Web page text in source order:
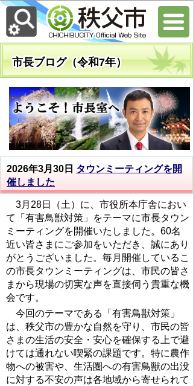
市長ブログ（令和7年）
2026年3月30日 タウンミーティングを開
催しました
3月28日（土）に、市役所本庁舎におい
て「有害鳥獣対策」をテーマに市長タウン
ミーティングを開催いたしました。60名
近い皆さまにご参加をいただき、誠にあり
がとうございました。毎月開催しているこ
の市長タウンミーティングは、市民の皆さ
まから現場の切実な声を直接伺う貴重な機
会です。
今回のテーマである「有害鳥獣対策」
は、秩父市の豊かな自然を守り、市民の皆
さまの生活の安全・安心を確保する上で避
けては通れない喫緊の課題です。特に農作
物への被害や、生活圏への有害鳥獣の出没
に対する不安の声は各地域から寄せられて